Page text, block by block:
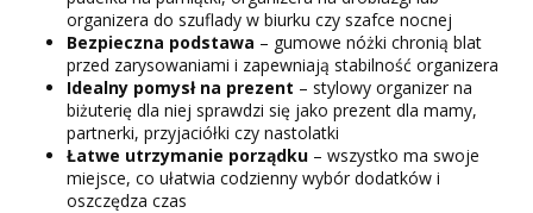
organizera do szuflady w biurku czy szafce nocnej
Bezpieczna podstawa – gumowe nóżki chronią blat
przed zarysowaniami i zapewniają stabilność organizera
Idealny pomysł na prezent – stylowy organizer na
biżuterię dla niej sprawdzi się jako prezent dla mamy,
partnerki, przyjaciółki czy nastolatki
Łatwe utrzymanie porządku – wszystko ma swoje
miejsce, co ułatwia codzienny wybór dodatków i
oszczędza czas